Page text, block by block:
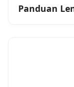
Panduan